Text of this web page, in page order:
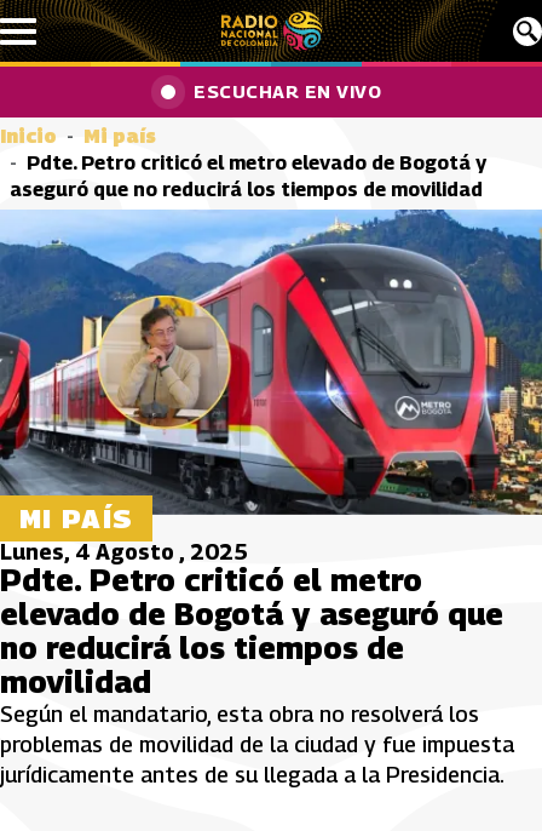
Pasar al contenido principal
ESCUCHAR EN VIVO
Inicio
Mi país
Pdte. Petro criticó el metro elevado de Bogotá y
aseguró que no reducirá los tiempos de movilidad
MI PAÍS
Lunes, 4 Agosto , 2025
Pdte. Petro criticó el metro
elevado de Bogotá y aseguró que
no reducirá los tiempos de
movilidad
Según el mandatario, esta obra no resolverá los
problemas de movilidad de la ciudad y fue impuesta
jurídicamente antes de su llegada a la Presidencia.